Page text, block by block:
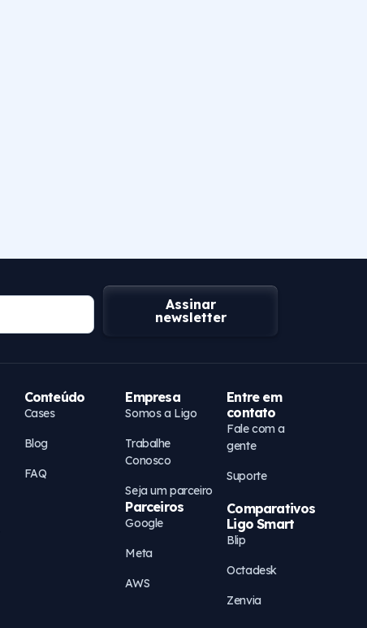
Assinar
newsletter
Conteúdo
Cases
Blog
FAQ
Empresa
Somos a Ligo
Trabalhe
Conosco
Seja um parceiro
Parceiros
Google
Meta
AWS
Entre em
contato
Fale com a
gente
Suporte
Comparativos
Ligo Smart
Blip
Octadesk
Zenvia